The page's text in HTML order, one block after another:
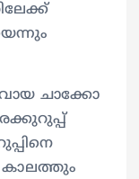
ചാക്കോ